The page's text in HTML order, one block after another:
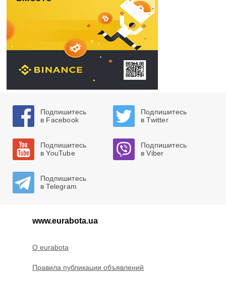
Подпишитесь
в Facebook
Подпишитесь
в Twitter
Подпишитесь
в YouTube
Подпишитесь
в Viber
Подпишитесь
в Telegram
www.eurabota.ua
O eurabota
Правила публикации объявлений